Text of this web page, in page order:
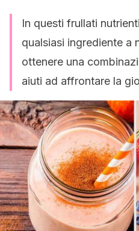
In questi frullati
qualsiasi ingrediente a
ottenere una
aiuti ad affrontare la